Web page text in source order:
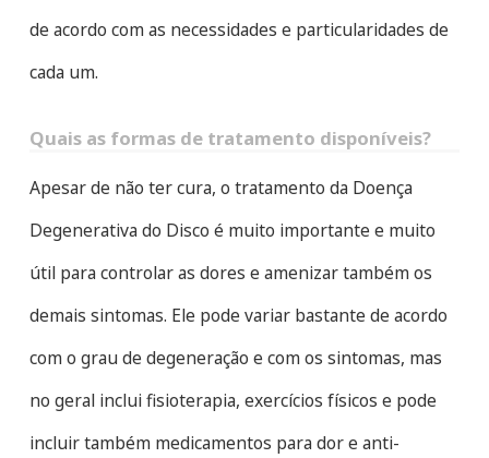
de acordo com as necessidades e particularidades de
cada um.
Quais as formas de tratamento disponíveis?
Apesar de não ter cura, o tratamento da Doença
Degenerativa do Disco é muito importante e muito
útil para controlar as dores e amenizar também os
demais sintomas. Ele pode variar bastante de acordo
com o grau de degeneração e com os sintomas, mas
no geral inclui fisioterapia, exercícios físicos e pode
incluir também medicamentos para dor e anti-